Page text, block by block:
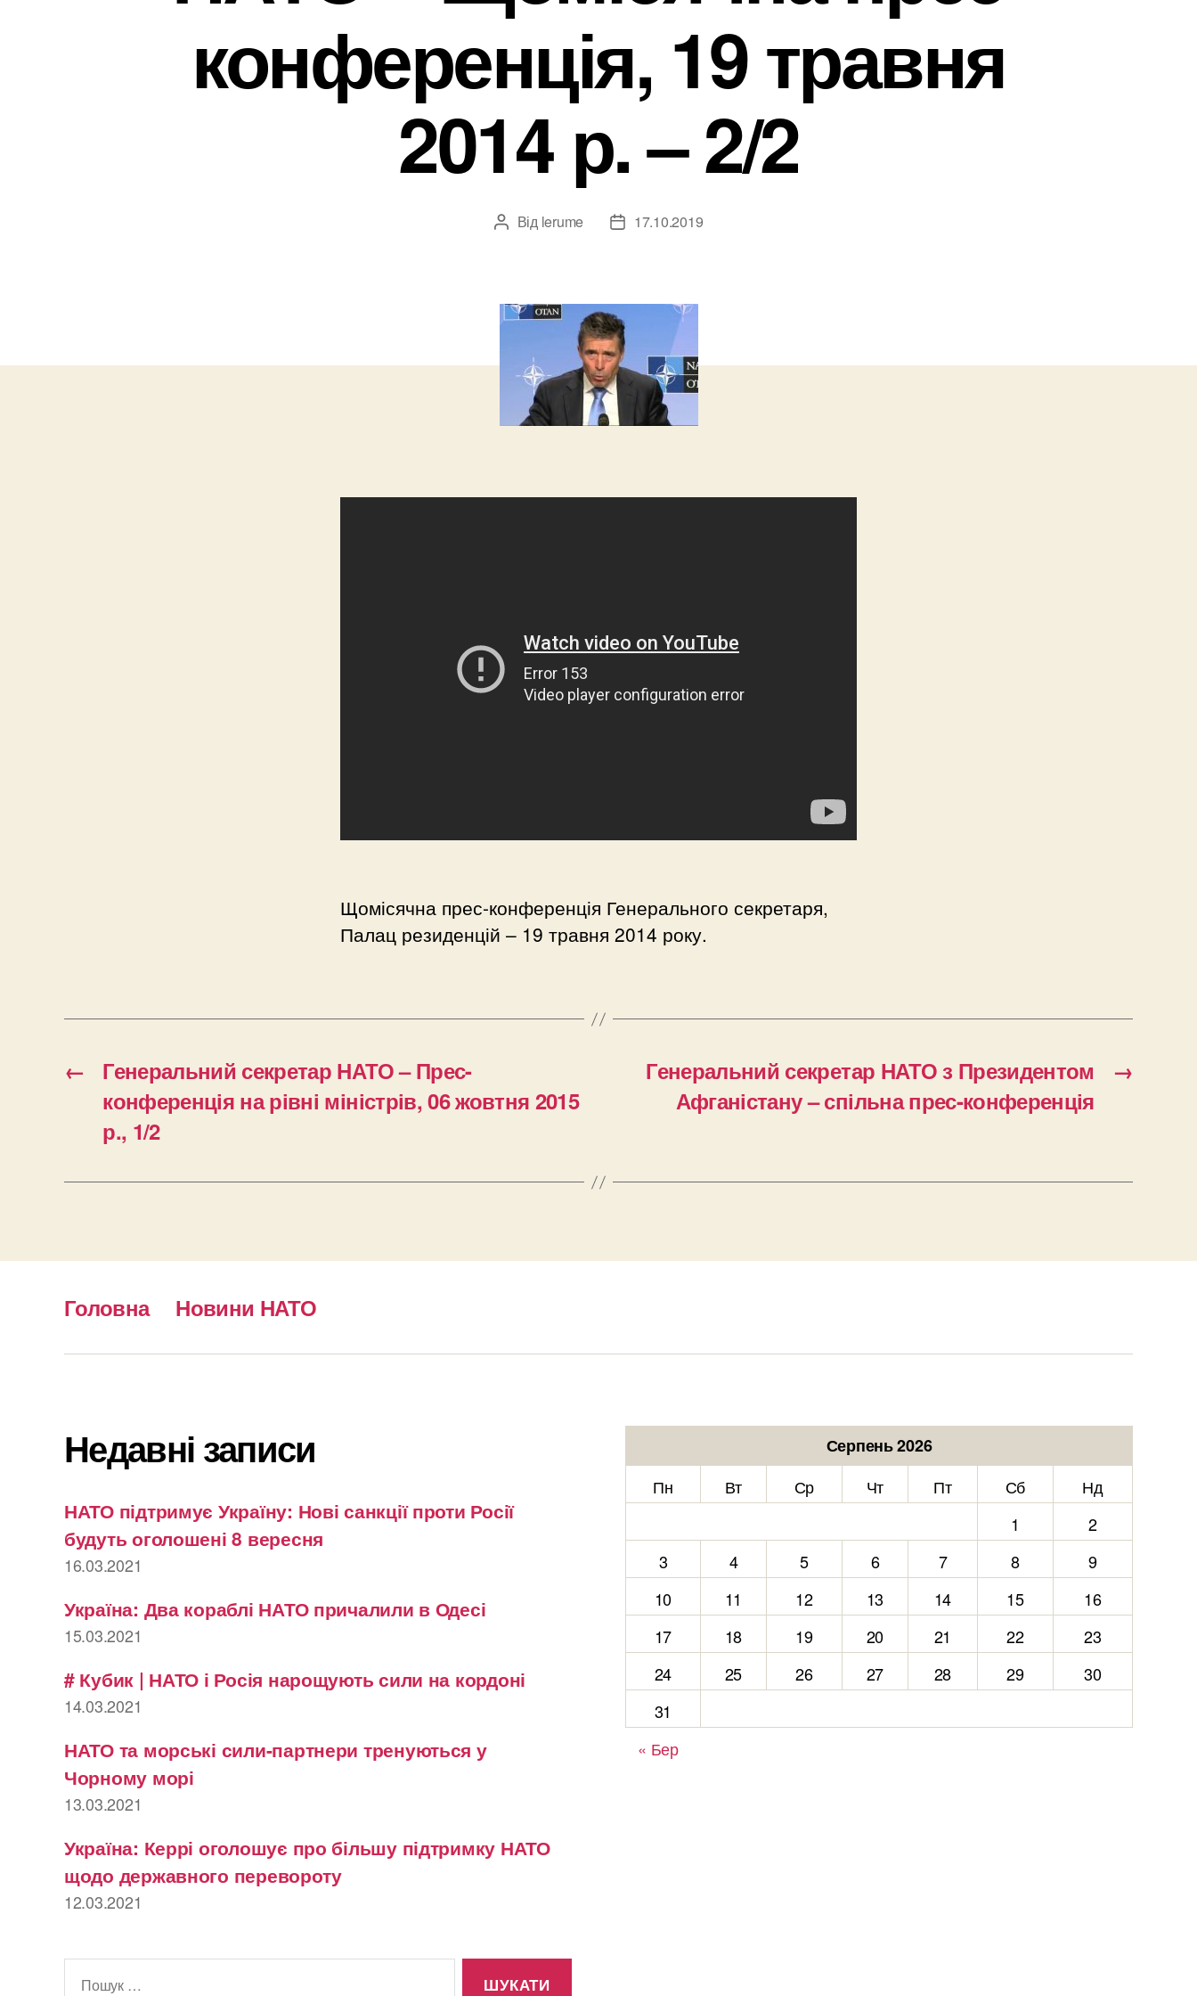
конференція, 19 травня
2014 р. – 2/2
Автор
Від lerume
Дата17.10.2019
Щомісячна прес-конференція Генерального секретаря,
Палац резиденцій – 19 травня 2014 року.
←
Генеральний секретар НАТО – Прес-
конференція на рівні міністрів, 06 жовтня 2015
р., 1/2
→
Генеральний секретар НАТО з Президентом
Афганістану – спільна прес-конференція
Головна Новини НАТО
Недавні записи
НАТО підтримує Україну: Нові санкції проти Росії
будуть оголошені 8 вересня
16.03.2021
Україна: Два кораблі НАТО причалили в Одесі
15.03.2021
# Кубик | НАТО і Росія нарощують сили на кордоні
14.03.2021
НАТО та морські сили-партнери тренуються у
Чорному морі
13.03.2021
Україна: Керрі оголошує про більшу підтримку НАТО
щодо державного перевороту
12.03.2021
Серпень 2026
Пн
Вт Ср Чт Пт Сб
Нд
1
2
3
4 5 6 7 8
9
10
11 12 13 14 15
16
17
18 19 20 21 22
23
24
25 26 27 28 29
30
31
« Бер